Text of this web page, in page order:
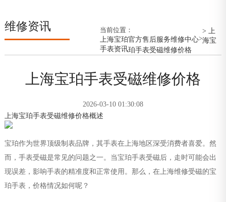
维修资讯 当前位置：
上海宝珀官方售后服务维修中心>
手表资讯
> 上
海宝
珀手表受磁维修价格
上海宝珀手表受磁维修价格
2026-03-10 01:30:08
上海宝珀手表受磁维修价格概述
宝珀作为世界顶级制表品牌，其手表在上海地区深受消费者喜爱。然
而，手表受磁是常见的问题之一。当宝珀手表受磁后，走时可能会出
现误差，影响手表的精准度和正常使用。那么，在上海维修受磁的宝
珀手表，价格情况如何呢？